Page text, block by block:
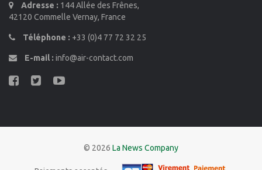
Adresse : 144 Allée des Frênes,
42120 Commelle Vernay, France
Téléphone : +33 (0)4 77 72 32 25
E-mail : info@air-contact.com
© 2026 La News Company